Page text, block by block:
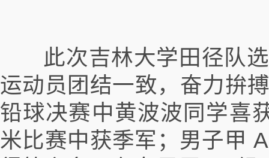
此次吉林大学田径队
运动员团结一致，奋力拚
铅球决赛中黄波波同学喜
米比赛中获季军；男子甲